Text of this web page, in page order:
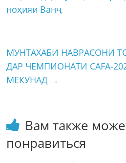
ноҳияи Ванҷ
МУНТАХАБИ НАВРАСОНИ
ДАР ЧЕМПИОНАТИ CAFA-
МЕКУНАД →
Вам также
понравиться